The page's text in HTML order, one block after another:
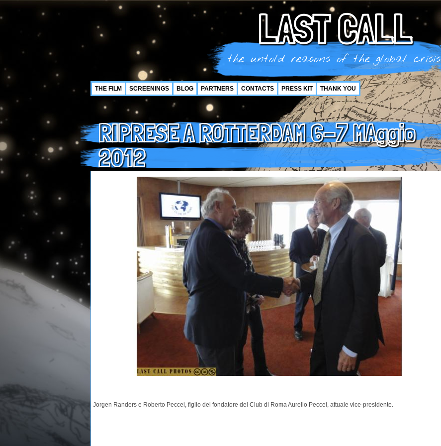
LAST CALL
the untold reasons of the global crisis
THE FILM SCREENINGS BLOG PARTNERS CONTACTS PRESS KIT THANK YOU
RIPRESE A ROTTERDAM 6-7 MAggio
2012
Jorgen Randers e Roberto Peccei, figlio del fondatore del Club di Roma Aurelio Peccei, attuale vice-presidente.